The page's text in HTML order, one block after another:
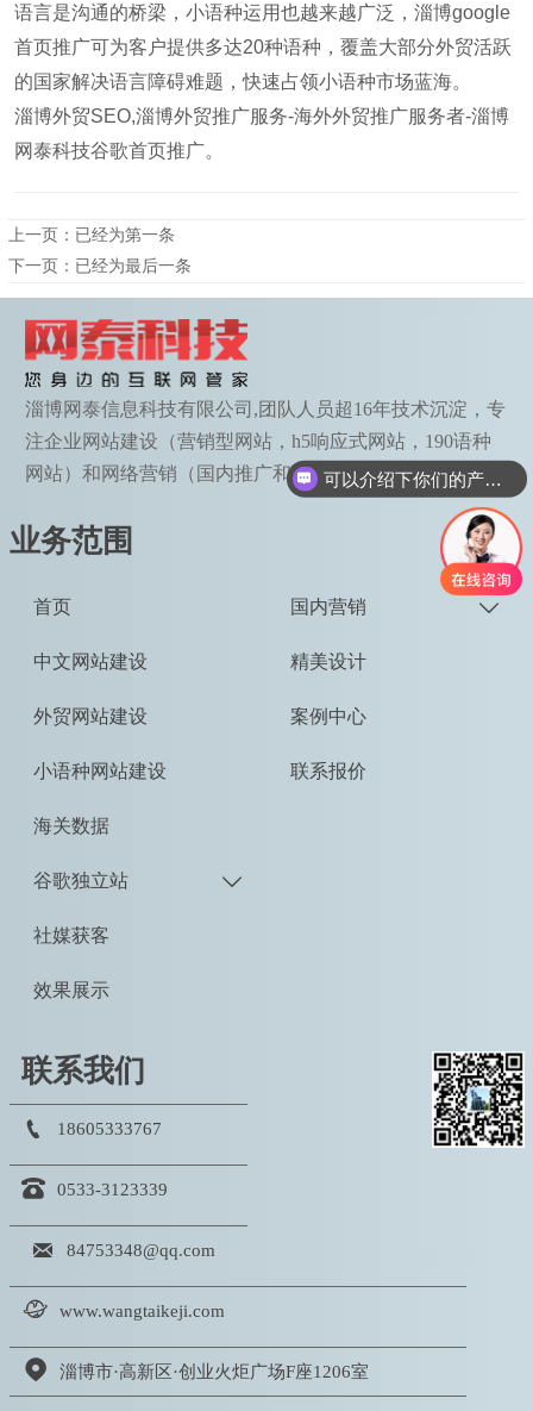
语言是沟通的桥梁，小语种运用也越来越广泛，淄博google
首页推广可为客户提供多达20种语种，覆盖大部分外贸活跃
的国家解决语言障碍难题，快速占领小语种市场蓝海。
淄博外贸SEO,淄博外贸推广服务-海外外贸推广服务者-淄博
网泰科技谷歌首页推广。
上一页：已经为第一条
下一页：已经为最后一条
淄博网泰信息科技有限公司,团队人员超16年技术沉淀，专
注企业网站建设（营销型网站，h5响应式网站，190语种
网站）和网络营销（国内推广和google海外推广）。
业务范围
首页
中文网站建设
外贸网站建设
小语种网站建设
海关数据
谷歌独立站 
社媒获客
效果展示
国内营销 
精美设计
案例中心
联系报价
联系我们
 18605333767
 0533-3123339
 84753348@qq.com
 www.wangtaikeji.com
 淄博市·高新区·创业火炬广场F座1206室
可以介绍下你们的产品么